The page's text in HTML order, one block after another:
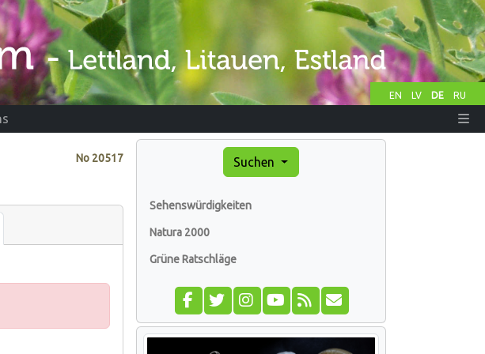
EN LV DE RU
No 20517 Suchen
Sehenswürdigkeiten
Natura 2000
Grüne Ratschläge